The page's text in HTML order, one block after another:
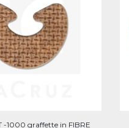
-1000 graffette in FIBRE